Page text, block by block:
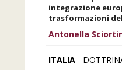
integrazione
trasformazioni
Antonella
ITALIA -